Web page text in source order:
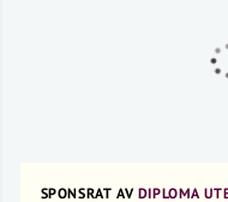
SPONSRAT AVDIPLOMA